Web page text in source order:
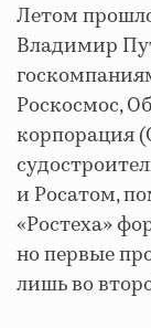
Летом
Владимир
Роскосмос,
корпорация
и Росатом,
«Ростеха»
но первые
лишь во